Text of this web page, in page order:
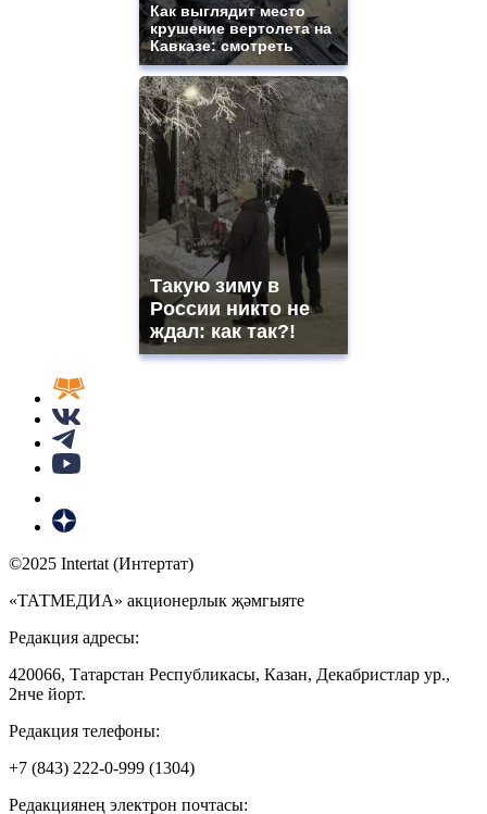
Как выглядит место
крушение вертолета на
Кавказе: смотреть
Такую зиму в
России никто не
ждал: как так?!
©2025 Intertat (Интертат)
«ТАТМЕДИА» акционерлык җәмгыяте
Редакция адресы:
420066, Татарстан Республикасы, Казан, Декабристлар ур.,
2нче йорт.
Редакция телефоны:
+7 (843) 222-0-999 (1304)
Редакциянең электрон почтасы: